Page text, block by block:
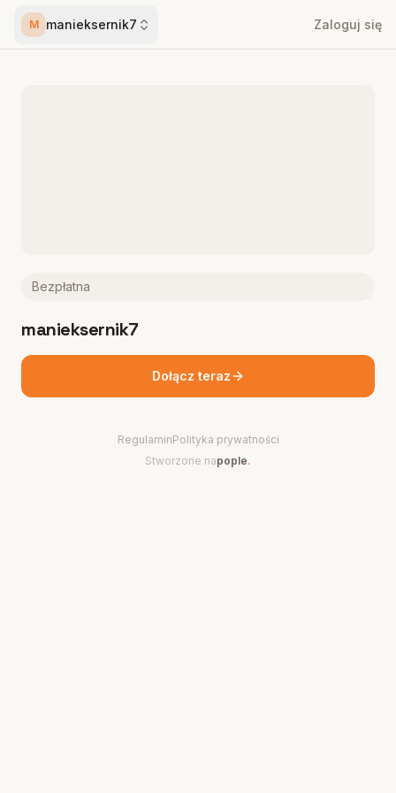
M manieksernik7 Zaloguj się
Bezpłatna
manieksernik7
Dołącz teraz
RegulaminPolityka prywatności
Stworzone napople.